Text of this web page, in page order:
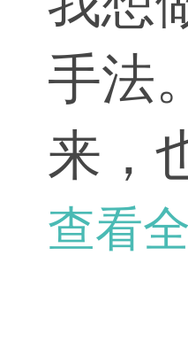
手法
来，
查看